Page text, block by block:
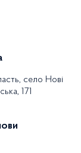
село Нові
171